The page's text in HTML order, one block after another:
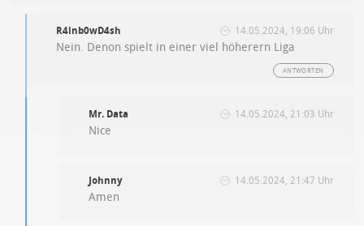
R4inb0wD4sh 14.05.2024, 19:06 Uhr
Nein. Denon spielt in einer viel höherern Liga
ANTWORTEN
Mr. Data 14.05.2024, 21:03 Uhr
Nice
Johnny 14.05.2024, 21:47 Uhr
Amen